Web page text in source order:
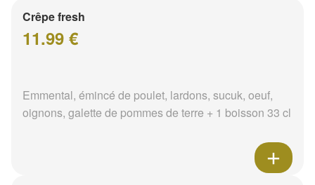
Crêpe fresh
11.99 €
Emmental, émincé de poulet, lardons, sucuk, oeuf,
oignons, galette de pommes de terre + 1 boisson 33 cl